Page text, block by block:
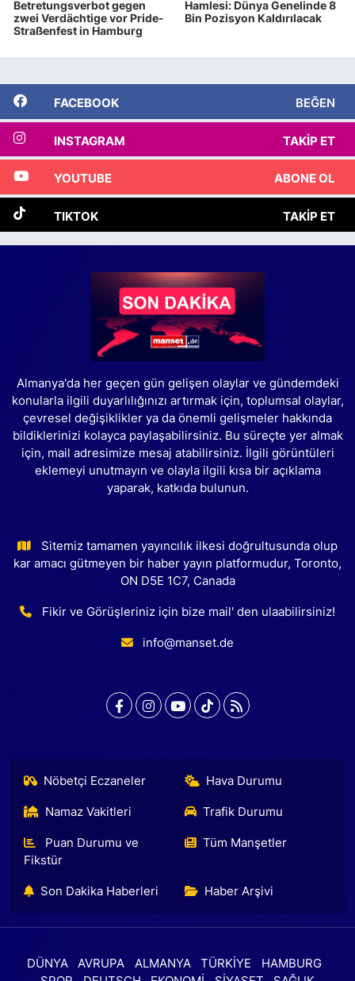
Betretungsverbot gegen
zwei Verdächtige vor Pride-
Straßenfest in Hamburg
Hamlesi: Dünya Genelinde 8
Bin Pozisyon Kaldırılacak
FACEBOOK BEĞEN
INSTAGRAM TAKIP ET
YOUTUBE ABONE OL
TIKTOK TAKIP ET
Almanya'da her geçen gün gelişen olaylar ve gündemdeki
konularla ilgili duyarlılığınızı artırmak için, toplumsal olaylar,
çevresel değişiklikler ya da önemli gelişmeler hakkında
bildiklerinizi kolayca paylaşabilirsiniz. Bu süreçte yer almak
için, mail adresimize mesaj atabilirsiniz. İlgili görüntüleri
eklemeyi unutmayın ve olayla ilgili kısa bir açıklama
yaparak, katkıda bulunun.
Sitemiz tamamen yayıncılık ilkesi doğrultusunda olup
kar amacı gütmeyen bir haber yayın platformudur, Toronto,
ON D5E 1C7, Canada
Fikir ve Görüşleriniz için bize mail' den ulaabilirsiniz!
info@manset.de
Nöbetçi Eczaneler Hava Durumu
Namaz Vakitleri Trafik Durumu
Puan Durumu ve
Fikstür
Tüm Manşetler
Son Dakika Haberleri Haber Arşivi
DÜNYA AVRUPA ALMANYA TÜRKİYE
HAMBURG